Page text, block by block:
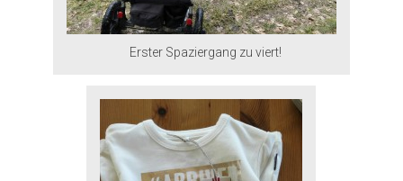
Erster Spaziergang zu viert!